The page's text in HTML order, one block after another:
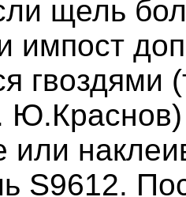
щель
импост
гвоздями
или
S9612.